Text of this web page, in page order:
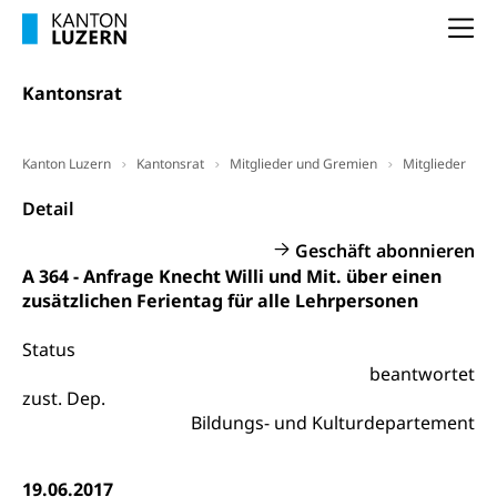
Kantonsrat
Kanton Luzern Kantonsrat Mitglieder und Gremien Mitglieder
Detail
Geschäft abonnieren
A 364 - Anfrage Knecht Willi und Mit. über einen
zusätzlichen Ferientag für alle Lehrpersonen
Status
beantwortet
zust. Dep.
Bildungs- und Kulturdepartement
19.06.2017
Dienststelle Steuern - Wissenswertes
Frühpensionierung, Altersrente, berufliche
Vorsorge, Altersvorsorge
AHV-Altersrente (WAS Luzern)
Altersvorsorge (gruezi.lu.ch)
Wissenschaftsförderung
Wissenschaft, Forschung, Entwicklung, Projekte
Pilotprojekte Klima
Projektförderung Universität Luzern unilu
Erwachsenenbildung und Weiterbildung
Umschulung, zweiter Bildungsweg,
Nachdiplomstudium, Zusatzlehre, Höhere
Neuorientierung, Grundkompetenzen,
Berufsberatung, Standortbestimmung,